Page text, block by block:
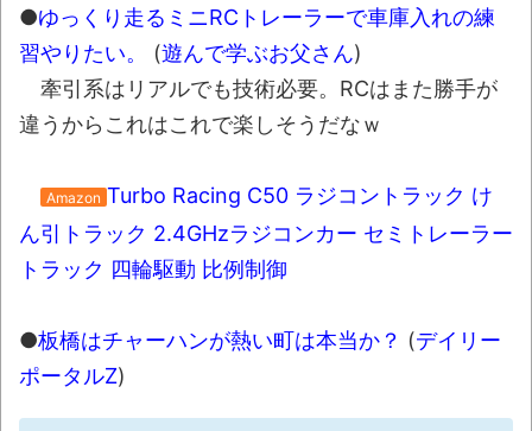
●ゆっくり走るミニRCトレーラーで車庫入れの練
習やりたい。
(遊んで学ぶお父さん)
牽引系はリアルでも技術必要。RCはまた勝手が
違うからこれはこれで楽しそうだなｗ
Amazon Turbo Racing C50 ラジコントラック け
ん引トラック 2.4GHzラジコンカー セミトレーラー
トラック 四輪駆動 比例制御
●板橋はチャーハンが熱い町は本当か？ (デイリー
ポータルZ)